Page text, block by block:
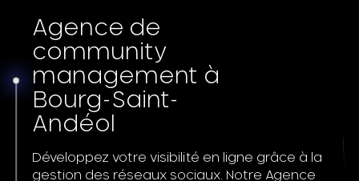
Agence de
community
management à
Bourg-Saint-
Andéol
Développez votre visibilité en ligne grâce à la
gestion des réseaux sociaux. Notre Agence